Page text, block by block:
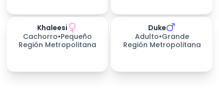
Khaleesi
Cachorro•Pequeño
Región Metropolitana
Duke
Adulto•Grande
Región Metropolitana